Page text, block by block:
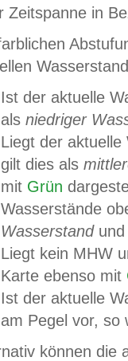
Zeitspanne in
Ist der aktuelle
als niedriger
Liegt der
gilt dies als
mit Grün
Wasserstände
Wasserstandund
Liegt kein MHW
Karte ebenso mit
Ist der aktuelle
am Pegel vor,
können die